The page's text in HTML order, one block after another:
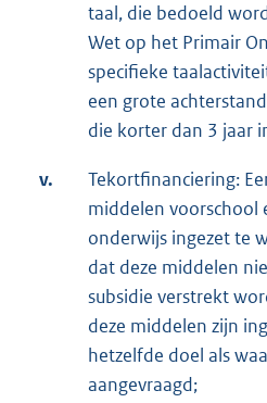
taal, die bedoeld
Wet op het Primair
specifieke
een grote
die korter dan 3 jaar
v.
Tekortfinanciering:
middelen voorschool
onderwijs ingezet te
dat deze middelen
subsidie verstrekt
deze middelen zijn
hetzelfde doel als
aangevraagd;